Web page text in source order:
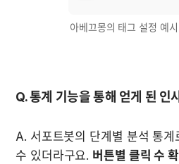
Q. 통계 기능을 통해 얻게 된 인
A. 서포트봇의 단계별 분석 통
수 있더라구요. 버튼별 클릭 수